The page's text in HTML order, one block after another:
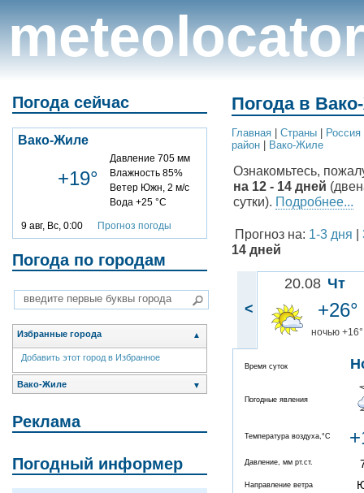
meteolocator
Погода сейчас
Вако-Жиле
+19°
Давление 705 мм
Влажность 85%
Ветер Южн, 2 м/с
Вода +25 °C
9 авг, Вс, 0:00 Прогноз погоды
Погода по городам
Избранные города ▲
Добавить этот город в Избранное
Вако-Жиле ▼
Реклама
Погодный информер
Погода в
Главная Cтраны Россия
район
Вако-Жиле
Ознакомьтесь,
на 12 - 14 дней
сутки). Подробнее...
Прогноз на: 1-3 дня
14 дней
<
20.08 Чт
+26°
ночью +16°
Время суток
Погодные явления
Температура воздуха,°C
Давление, мм рт.ст.
Направление ветра